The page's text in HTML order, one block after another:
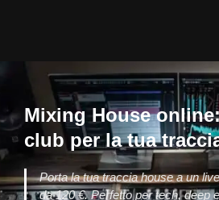
Mixing House
club per la tua
Porta la tua traccia house a un
da 120 €. Perfetto per tech, deep